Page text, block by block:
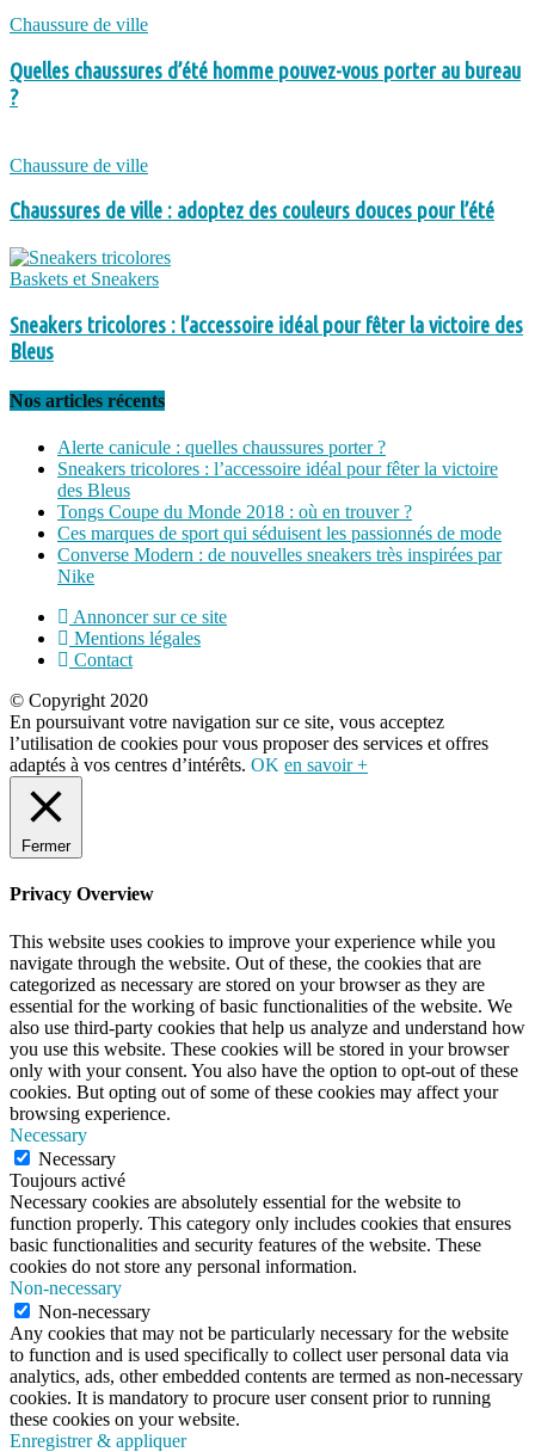
Chaussure de ville
Quelles chaussures d’été homme pouvez-vous porter au bureau
?
Chaussure de ville
Chaussures de ville : adoptez des couleurs douces pour l’été
Baskets et Sneakers
Sneakers tricolores : l’accessoire idéal pour fêter la victoire des
Bleus
Nos articles récents
Alerte canicule : quelles chaussures porter ?
Sneakers tricolores : l’accessoire idéal pour fêter la victoire
des Bleus
Tongs Coupe du Monde 2018 : où en trouver ?
Ces marques de sport qui séduisent les passionnés de mode
Converse Modern : de nouvelles sneakers très inspirées par
Nike
Annoncer sur ce site
Mentions légales
Contact
© Copyright 2020
En poursuivant votre navigation sur ce site, vous acceptez
l’utilisation de cookies pour vous proposer des services et offres
adaptés à vos centres d’intérêts. OK en savoir +
Fermer
Privacy Overview
This website uses cookies to improve your experience while you
navigate through the website. Out of these, the cookies that are
categorized as necessary are stored on your browser as they are
essential for the working of basic functionalities of the website. We
also use third-party cookies that help us analyze and understand how
you use this website. These cookies will be stored in your browser
only with your consent. You also have the option to opt-out of these
cookies. But opting out of some of these cookies may affect your
browsing experience.
Necessary
Necessary
Toujours activé
Necessary cookies are absolutely essential for the website to
function properly. This category only includes cookies that ensures
basic functionalities and security features of the website. These
cookies do not store any personal information.
Non-necessary
Non-necessary
Any cookies that may not be particularly necessary for the website
to function and is used specifically to collect user personal data via
analytics, ads, other embedded contents are termed as non-necessary
cookies. It is mandatory to procure user consent prior to running
these cookies on your website.
Enregistrer & appliquer